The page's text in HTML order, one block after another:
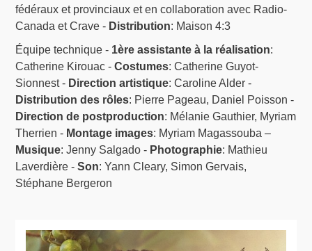
fédéraux et provinciaux et en collaboration avec Radio-
Canada et Crave - Distribution: Maison 4:3
Équipe technique - 1ère assistante à la réalisation:
Catherine Kirouac -Costumes: Catherine Guyot-
Sionnest - Direction artistique: Caroline Alder -
Distribution des rôles: Pierre Pageau, Daniel Poisson -
Direction de postproduction: Mélanie Gauthier, Myriam
Therrien - Montage images: Myriam Magassouba –
Musique: Jenny Salgado - Photographie: Mathieu
Laverdière -Son: Yann Cleary, Simon Gervais,
Stéphane Bergeron